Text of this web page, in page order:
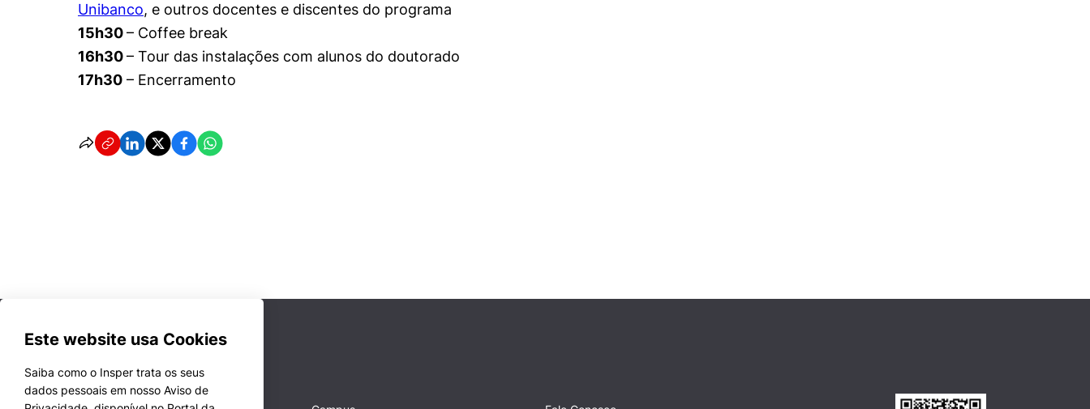
Unibanco, e outros docentes e discentes do programa
15h30– Coffee break
16h30– Tour das instalações com alunos do doutorado
17h30 – Encerramento
Este website usa Cookies
Saiba como o Insper trata os seus
dados pessoais em nosso Aviso de